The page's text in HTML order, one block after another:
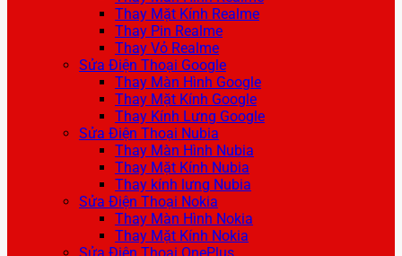
Thay Mặt Kính Realme
Thay Pin Realme
Thay Vỏ Realme
Sửa Điện Thoại Google
Thay Màn Hình Google
Thay Mặt Kính Google
Thay Kính Lưng Google
Sửa Điện Thoại Nubia
Thay Màn Hình Nubia
Thay Mặt Kính Nubia
Thay kính lưng Nubia
Sửa Điện Thoại Nokia
Thay Màn Hình Nokia
Thay Mặt Kính Nokia